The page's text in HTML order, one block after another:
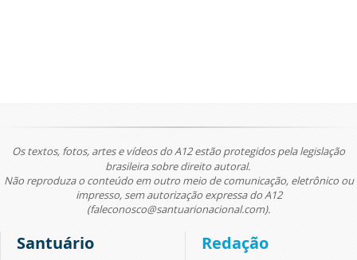
Os textos, fotos, artes e vídeos do A12 estão protegidos pela legislação
brasileira sobre direito autoral.
Não reproduza o conteúdo em outro meio de comunicação, eletrônico ou
impresso, sem autorização expressa do A12
(faleconosco@santuarionacional.com).
Santuário Redação